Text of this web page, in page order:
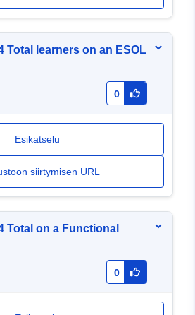
Total learners on an ESOL
0
Esikatselu
siirtymisen URL
Total on a Functional
0